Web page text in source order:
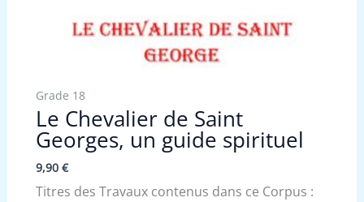
Grade 18
Le Chevalier de Saint
Georges, un guide spirituel
9,90 €
Titres des Travaux contenus dans ce Corpus :